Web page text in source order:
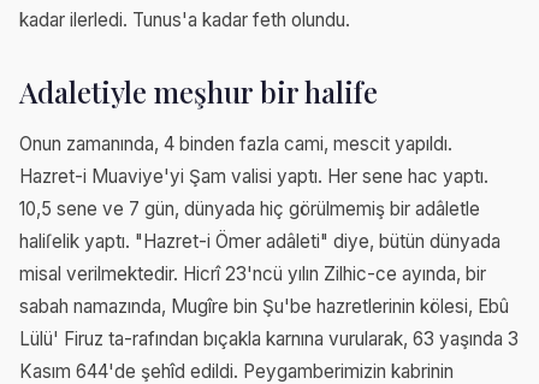
kadar ilerledi. Tunus'a kadar feth olundu.
Adaletiyle meşhur bir halife
Onun zamanında, 4 binden fazla cami, mescit yapıldı.
Hazret-i Muaviye'yi Şam valisi yaptı. Her sene hac yaptı.
10,5 sene ve 7 gün, dünyada hiç görülmemiş bir adâletle
haliſelik yaptı. "Hazret-i Ömer adâleti" diye, bütün dünyada
misal verilmektedir. Hicrî 23'ncü yılın Zilhic-ce ayında, bir
sabah namazında, Mugîre bin Şu'be hazretlerinin kölesi, Ebû
Lülü' Firuz ta-rafından bıçakla karnına vurularak, 63 yaşında 3
Kasım 644'de şehîd edildi. Peygamberimizin kabrinin